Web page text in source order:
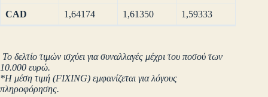
CAD 1,64174 1,61350 1,59333
Το δελτίο τιμών ισχύει για συναλλαγές μέχρι του ποσού των
10.000 ευρώ.
*Η μέση τιμή (FIXING) εμφανίζεται για λόγους
πληροφόρησης.